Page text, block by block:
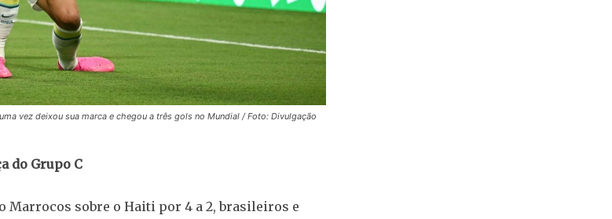
vez deixou sua marca e chegou a três gols no Mundial/ Foto: Divulgação
do Grupo C
Marrocos sobre o Haiti por 4 a 2, brasileiros e